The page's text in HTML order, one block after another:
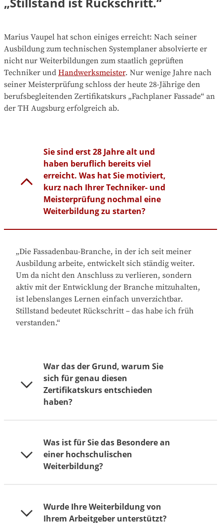
Marius Vaupel hat schon einiges erreicht: Nach seiner
Ausbildung zum technischen Systemplaner absolvierte er
nicht nur Weiterbildungen zum staatlich geprüften
Techniker und Handwerksmeister. Nur wenige Jahre nach
seiner Meisterprüfung schloss der heute 28-Jährige den
berufsbegleitenden Zertifikatskurs „Fachplaner Fassade“ an
der TH Augsburg erfolgreich ab.
Sie sind erst 28 Jahre alt und
haben beruflich bereits viel
erreicht. Was hat Sie motiviert,
kurz nach Ihrer Techniker- und
Meisterprüfung nochmal eine
Weiterbildung zu starten?
„Die Fassadenbau-Branche, in der ich seit meiner
Ausbildung arbeite, entwickelt sich ständig weiter.
Um da nicht den Anschluss zu verlieren, sondern
aktiv mit der Entwicklung der Branche mitzuhalten,
ist lebenslanges Lernen einfach unverzichtbar.
Stillstand bedeutet Rückschritt – das habe ich früh
verstanden.“
War das der Grund, warum Sie
sich für genau diesen
Zertifikatskurs entschieden
haben?
„Genau. Außerdem fällt es mir leichter,
dranzubleiben, wenn ich in einer Lernroutine
bleibe. Durch die Weiterbildung zum Fachplaner
technischen Angestellten zum technischen Leiter
befördert.“
Was ist für Sie das Besondere an
einer hochschulischen
Weiterbildung?
„Im Vergleich zur Techniker- oder Meisterschule
wird an der Hochschule viel tieferes Wissen
Wurde Ihre Weiterbildung von
Ihrem Arbeitgeber unterstützt?